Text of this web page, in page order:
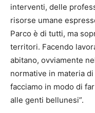
interventi, delle
risorse umane
Parco è di tutti, ma
territori. Facendo
abitano, ovviamente
normative in materia
facciamo in modo di
alle genti bellunesi”.